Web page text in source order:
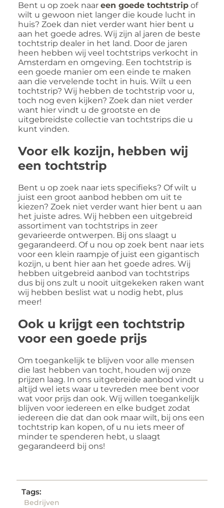
Bent u op zoek naar een goede tochtstrip of
wilt u gewoon niet langer die koude lucht in
huis? Zoek dan niet verder want hier bent u
aan het goede adres. Wij zijn al jaren de beste
tochtstrip dealer in het land. Door de jaren
heen hebben wij veel tochtstrips verkocht in
Amsterdam en omgeving. Een tochtstrip is
een goede manier om een einde te maken
aan die vervelende tocht in huis. Wilt u een
tochtstrip? Wij hebben de tochtstrip voor u,
toch nog even kijken? Zoek dan niet verder
want hier vindt u de grootste en de
uitgebreidste collectie van tochtstrips die u
kunt vinden.
Voor elk kozijn, hebben wij
een tochtstrip
Bent u op zoek naar iets specifieks? Of wilt u
juist een groot aanbod hebben om uit te
kiezen? Zoek niet verder want hier bent u aan
het juiste adres. Wij hebben een uitgebreid
assortiment van tochtstrips in zeer
gevarieerde ontwerpen. Bij ons slaagt u
gegarandeerd. Of u nou op zoek bent naar iets
voor een klein raampje of juist een gigantisch
kozijn, u bent hier aan het goede adres. Wij
hebben uitgebreid aanbod van tochtstrips
dus bij ons zult u nooit uitgekeken raken want
wij hebben beslist wat u nodig hebt, plus
meer!
Ook u krijgt een tochtstrip
voor een goede prijs
Om toegankelijk te blijven voor alle mensen
die last hebben van tocht, houden wij onze
prijzen laag. In ons uitgebreide aanbod vindt u
altijd wel iets waar u tevreden mee bent voor
wat voor prijs dan ook. Wij willen toegankelijk
blijven voor iedereen en elke budget zodat
iedereen die dat dan ook maar wilt, bij ons een
tochtstrip kan kopen, of u nu iets meer of
minder te spenderen hebt, u slaagt
gegarandeerd bij ons!
Tags:
Bedrijven